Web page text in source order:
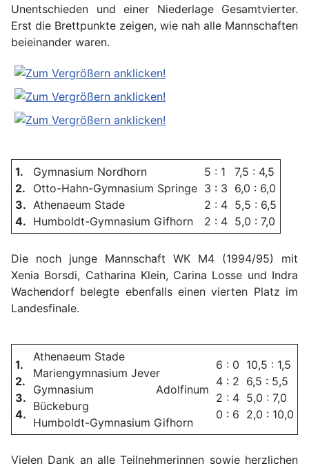
Unentschieden und einer Niederlage Gesamtvierter.
Erst die Brettpunkte zeigen, wie nah alle Mannschaften
beieinander waren.
1.
2.
3.
4.
Gymnasium Nordhorn
Otto-Hahn-Gymnasium Springe
Athenaeum Stade
Humboldt-Gymnasium Gifhorn
5 : 1
3 : 3
2 : 4
2 : 4
7,5 : 4,5
6,0 : 6,0
5,5 : 6,5
5,0 : 7,0
Die noch junge Mannschaft WK M4 (1994/95) mit
Xenia Borsdi, Catharina Klein, Carina Losse und Indra
Wachendorf belegte ebenfalls einen vierten Platz im
Landesfinale.
1.
2.
3.
4.
Athenaeum Stade
Mariengymnasium Jever
Gymnasium Adolfinum
Bückeburg
Humboldt-Gymnasium Gifhorn
6 : 0
4 : 2
2 : 4
0 : 6
10,5 : 1,5
6,5 : 5,5
5,0 : 7,0
2,0 : 10,0
Vielen Dank an alle Teilnehmerinnen sowie herzlichen